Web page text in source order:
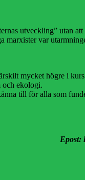
utveckling” utan
var
mycket högre i
och ekologi.
till för alla som
Epost: